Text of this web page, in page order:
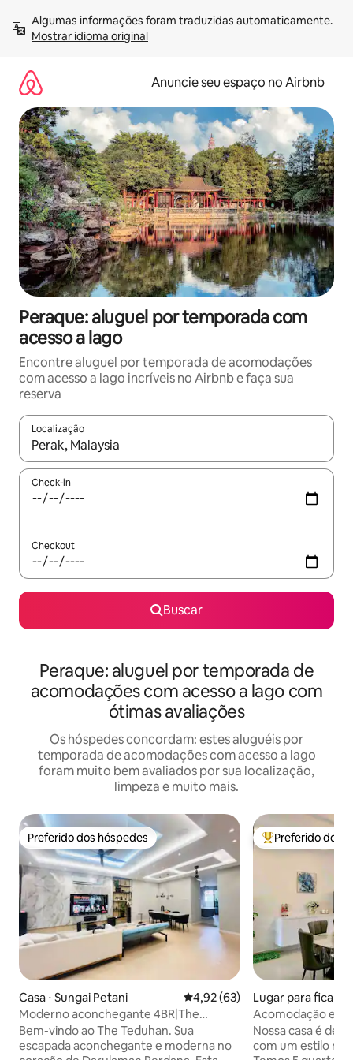
para
Mostrar idioma original
Anuncie seu espaço no Airbnb
Peraque: aluguel por temporada com
acesso a lago
Encontre aluguel por temporada de acomodações
com acesso a lago incríveis no Airbnb e faça sua
reserva
Localização
Quando os resultados estiverem disponíveis, explore-os
Check-in
Checkout
Buscar
Peraque: aluguel por temporada de
acomodações com acesso a lago com
ótimas avaliações
Os hóspedes concordam: estes aluguéis por
temporada de acomodações com acesso a lago
foram muito bem avaliados por sua localização,
limpeza e muito mais.
Preferido dos hóspedes
Preferido dos hóspedes
Casa ⋅ Sungai Petani 4,92 de uma avaliação média
4,92 (63)
Moderno aconchegante 4BR|The
Teduhan|Netflix + Cinema Sound
Bem-vindo ao The Teduhan. Sua
escapada aconchegante e moderna no
Entre os
Preferido dos
Lugar para ficar ⋅
Acomodação em
Garden/
condicionado
Nossa casa é de dois
com um estilo